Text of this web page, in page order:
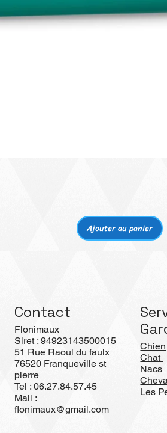
Ajouter au panier
Contact
Flonimaux
Siret : 94923143500015
51 Rue Raoul du faulx
76520 Franqueville st
pierre
Tel : 06.27.84.57.45
Mail :
flonimaux@gmail.com
Chien
Chat
Nacs
Les